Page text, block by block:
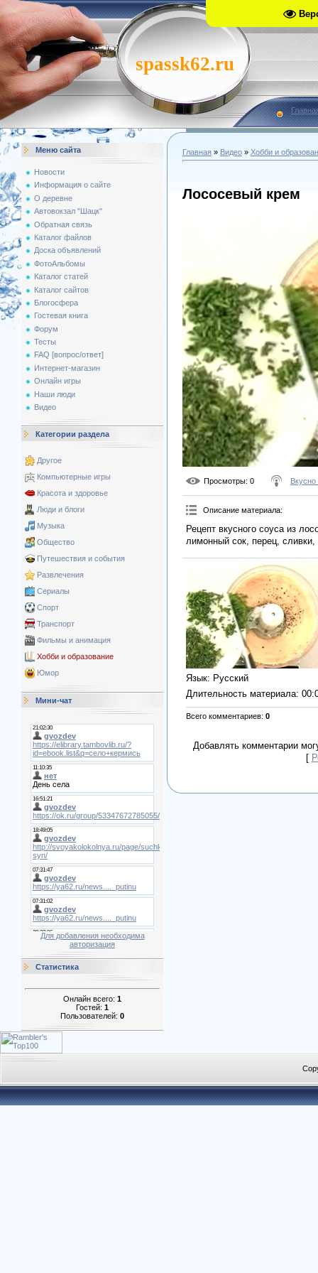
spassk62.ru
Меню сайта
Новости
Информация о сайте
О деревне
Автовокзал "Шацк"
Обратная связь
Каталог файлов
Доска объявлений
ФотоАльбомы
Каталог статей
Каталог сайтов
Блогосфера
Гостевая книга
Форум
Тесты
FAQ [вопрос/ответ]
Интернет-магазин
Онлайн игры
Наши люди
Видео
Категории раздела
Другое
Компьютерные игры
Красота и здоровье
Люди и блоги
Музыка
Общество
Путешествия и события
Развлечения
Сериалы
Спорт
Транспорт
Фильмы и анимация
Хобби и образование
Юмор
Мини-чат
Для добавления необходима
авторизация
Статистика
Онлайн всего: 1
Гостей: 1
Пользователей: 0
Главная » Видео » Хобби и
Лососевый крем
Просмотры: 0
Описание материала:
Рецепт вкусного соуса из
лимонный сок, перец,
Язык: Русский
Длительность материала:
Всего комментариев: 0
Добавлять комментарии
[